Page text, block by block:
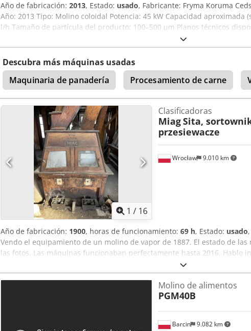
Año de fabricación: 2013, Estado: usado, Fabricante: Fryma Koruma
Año: 2013 Tipo: Molino coloidal Potencia: 45 kW Capacidad aproximada
l/h Tamaño de partícula del producto: 100–500 µm Planos técnicos
Descubra más máquinas usadas
Maquinaria de panadería
Procesamiento de carne
1 / 16
Wrocław 9.010 km
Clasificadoras
MiagSita,
przesiewacze
Año de fabricación: 1900, horas de funcionamiento: 69 h, Estado: usado
Vendo el equipamiento de un molino de vapor de 1887. El estado de
las fotos. Las máquinas funcionaban perfectamente hasta 2016. Hablo
Barcin 9.082 km
Molino de alimentos
PGM40B